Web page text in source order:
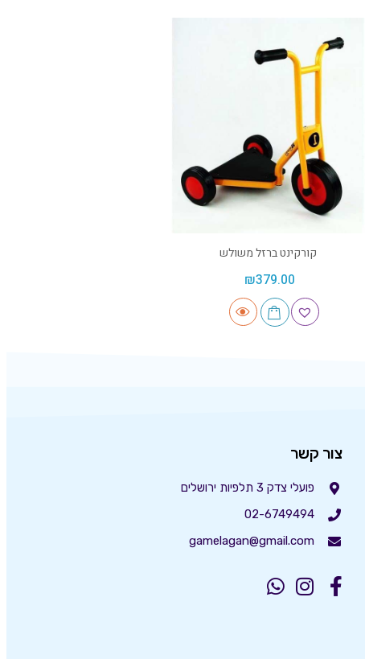
קורקינט ברזל משולש
₪379.00
צור קשר
פועלי צדק 3 תלפיות ירושלים
02-6749494
gamelagan@gmail.com